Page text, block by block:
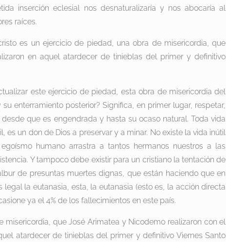
inserción eclesial nos desnaturalizaría y nos abocaría al
raíces.
es un ejercicio de piedad, una obra de misericordia, que
en aquel atardecer de tinieblas del primer y definitivo
este ejercicio de piedad, esta obra de misericordia del
enterramiento posterior? Significa, en primer lugar, respetar,
que es engendrada y hasta su ocaso natural. Toda vida
es un don de Dios a preservar y a minar. No existe la vida inútil
humano arrastra a tantos hermanos nuestros a las
Y tampoco debe existir para un cristiano la tentación de
de presuntas muertes dignas, que están haciendo que en
la eutanasia, esta, la eutanasia (esto es, la acción directa
ya el 4% de los fallecimientos en este país.
misericordia, que José Arimatea y Nicodemo realizaron con el
atardecer de tinieblas del primer y definitivo Viernes Santo